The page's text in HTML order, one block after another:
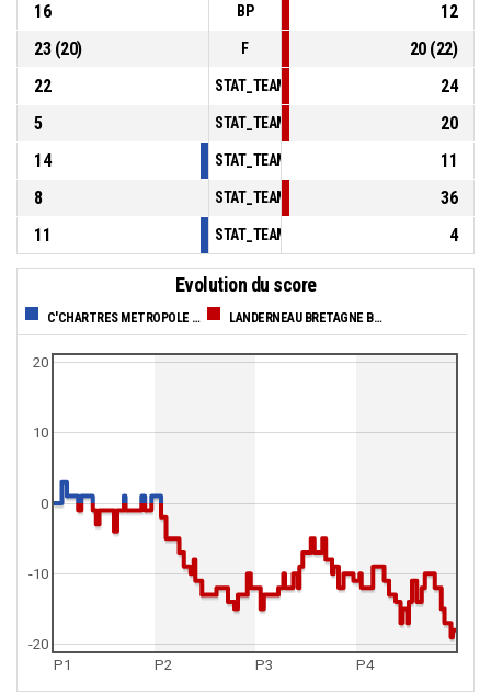
16
BP
12
23(20) F 20(22)
22
24
5
20
14
11
8
36
11
4
Evolution du score
C'CHARTRES METROPOLE BASKET FEMININ LANDERNEAU BRETAGNE BASKET HN
P1 P2 P3 P4
0
10
20
-20
-10